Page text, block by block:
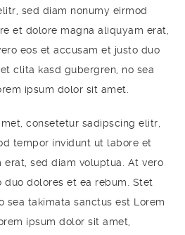
sed diam nonumy eirmod
et dolore magna aliquyam erat,
eos et accusam et justo duo
clita kasd gubergren, no sea
ipsum dolor sit amet.
consetetur sadipscing elitr,
tempor invidunt ut labore et
sed diam voluptua. At vero
duo dolores et ea rebum. Stet
sea takimata sanctus est Lorem
ipsum dolor sit amet,